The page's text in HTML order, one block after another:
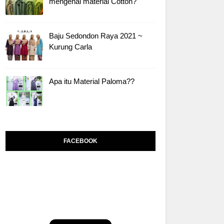
Baju Sedondon Raya 2021 ~
Kurung Carla
Apa itu Material Paloma??
FACEBOOK